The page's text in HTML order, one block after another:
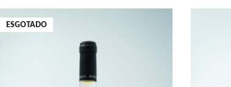
ESGOTADO